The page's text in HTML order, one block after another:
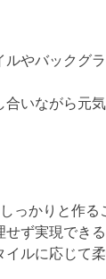
やバックグ
いながら元
っかりと作る
ず実現できる
ルに応じて